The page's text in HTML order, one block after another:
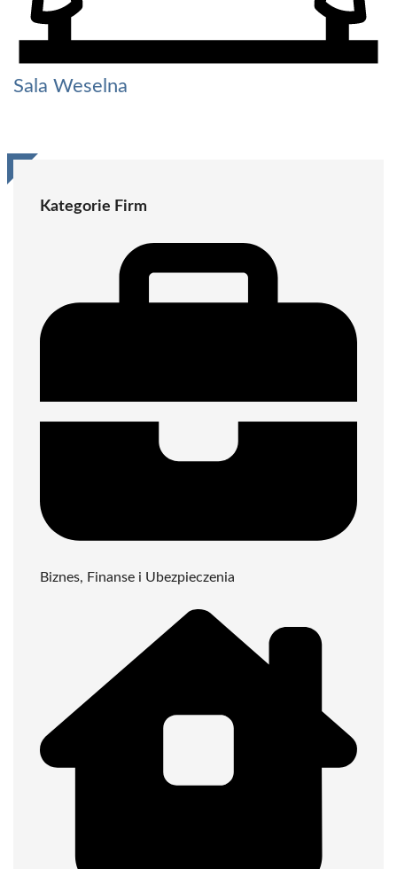
Sala Weselna
Kategorie Firm
Biznes, Finanse i Ubezpieczenia